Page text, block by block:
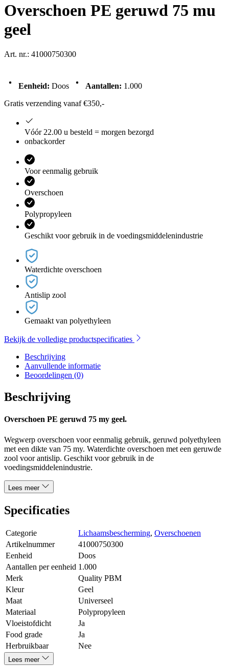
Overschoen PE geruwd 75 mu
geel
Art. nr.: 41000750300
Eenheid: Doos Aantallen: 1.000
Gratis verzending vanaf €350,-
Vóór 22.00 u besteld = morgen bezorgd
onbackorder
Voor eenmalig gebruik
Overschoen
Polypropyleen
Geschikt voor gebruik in de voedingsmiddelenindustrie
Waterdichte overschoen
Antislip zool
Gemaakt van polyethyleen
Bekijk de volledige productspecificaties
Beschrijving
Aanvullende informatie
Beoordelingen (0)
Beschrijving
Overschoen PE geruwd 75 my geel.
Wegwerp overschoen voor eenmalig gebruik, geruwd polyethyleen
met een dikte van 75 my. Waterdichte overschoen met een geruwde
zool voor antislip. Geschikt voor gebruik in de
voedingsmiddelenindustrie.
Lees meer
Specificaties
Categorie Lichaamsbescherming, Overschoenen
Artikelnummer
41000750300
Eenheid
Doos
Aantallen per eenheid 1.000
Merk
Quality PBM
Kleur
Geel
Maat
Universeel
Materiaal
Polypropyleen
Vloeistofdicht
Ja
Food grade
Ja
Herbruikbaar
Nee
Lees meer